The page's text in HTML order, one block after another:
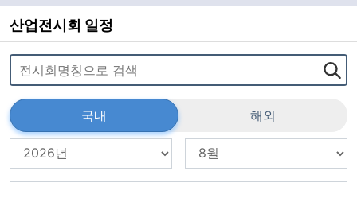
보이지 않던 가치를 공식 통계로 소환하며 전시산업
의 '진짜 몸집'을 드러냈
산업전시회 일정
국내 해외